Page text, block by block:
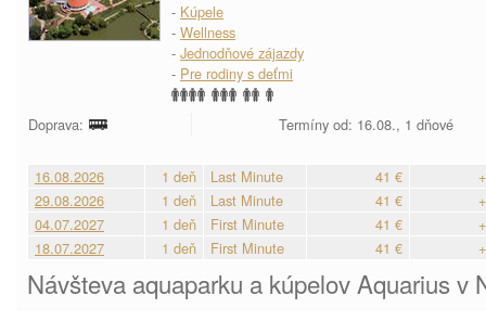
- Kúpele
- Wellness
- Jednodňové zájazdy
- Pre rodiny s deťmi
Doprava: Termíny od: 16.08., 1 dňové
16.08.2026 1 deň Last Minute 41 €
29.08.2026
1 deň Last Minute 41 €
04.07.2027
1 deň First Minute 41 €
18.07.2027
1 deň First Minute 41 €
Návšteva aquaparku a kúpelov Aquarius v